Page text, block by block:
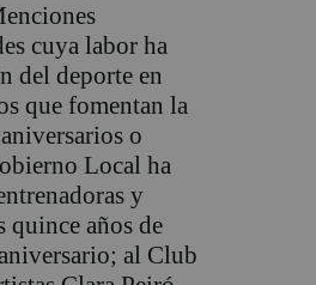
cuya labor ha
del deporte en
que fomentan la
o
Local ha
y
quince años de
al Club